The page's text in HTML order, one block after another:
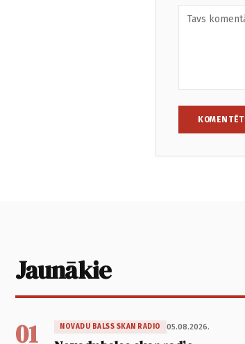
KOMENTĒT
Jaunākie
01 NOVADU BALSS SKAN RADIO 05.08.2026.